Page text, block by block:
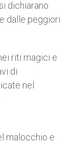
dichiarano
dalle peggiori
riti magici e
di
nel
malocchio e